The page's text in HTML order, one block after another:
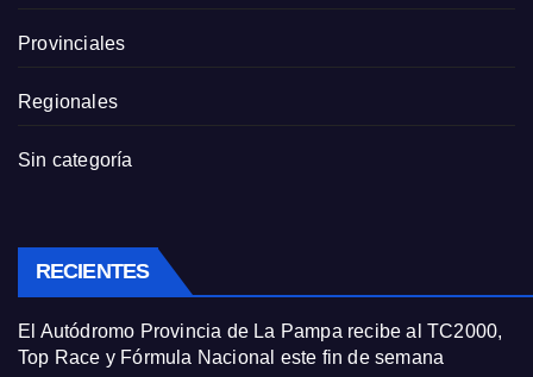
Provinciales
Regionales
Sin categoría
RECIENTES
El Autódromo Provincia de La Pampa recibe al TC2000,
Top Race y Fórmula Nacional este fin de semana